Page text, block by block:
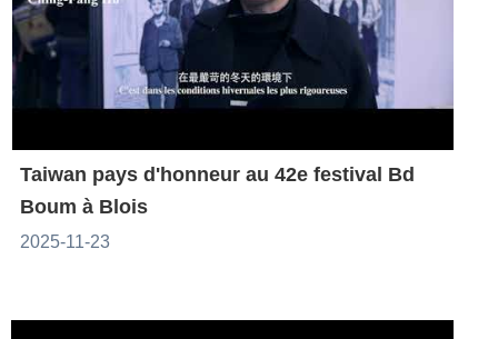
Taiwan pays d'honneur au 42e festival Bd
Boum à Blois
2025-11-23